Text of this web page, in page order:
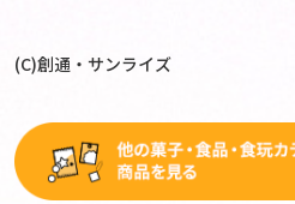
(C)創通・サンライズ